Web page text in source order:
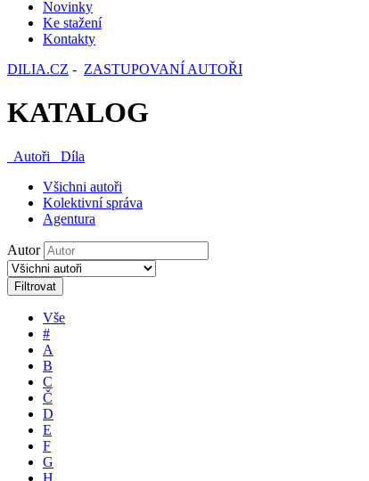
Novinky
Ke stažení
Kontakty
DILIA.CZ - ZASTUPOVANÍ AUTOŘI
KATALOG
Autoři
Díla
Všichni autoři
Kolektivní správa
Agentura
Autor
Filtrovat
Vše
#
A
B
C
Č
D
E
F
G
H